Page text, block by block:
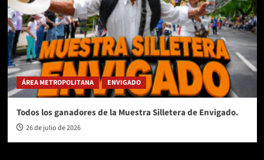
ÁREA METROPOLITANA ENVIGADO
Todos los ganadores de la Muestra Silletera de Envigado.
26 de julio de 2026